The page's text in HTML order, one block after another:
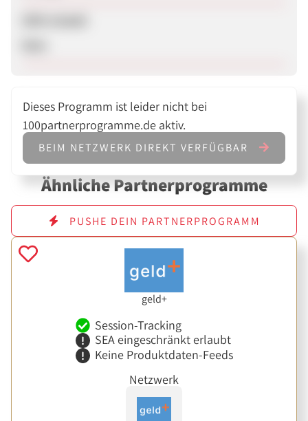
Dieses Programm ist leider nicht bei
100partnerprogramme.de aktiv.
BEIM NETZWERK DIREKT VERFÜGBAR
Ähnliche Partnerprogramme
PUSHE DEIN PARTNERPROGRAMM
geld+
Session-Tracking
SEA eingeschränkt erlaubt
Keine Produktdaten-Feeds
Netzwerk